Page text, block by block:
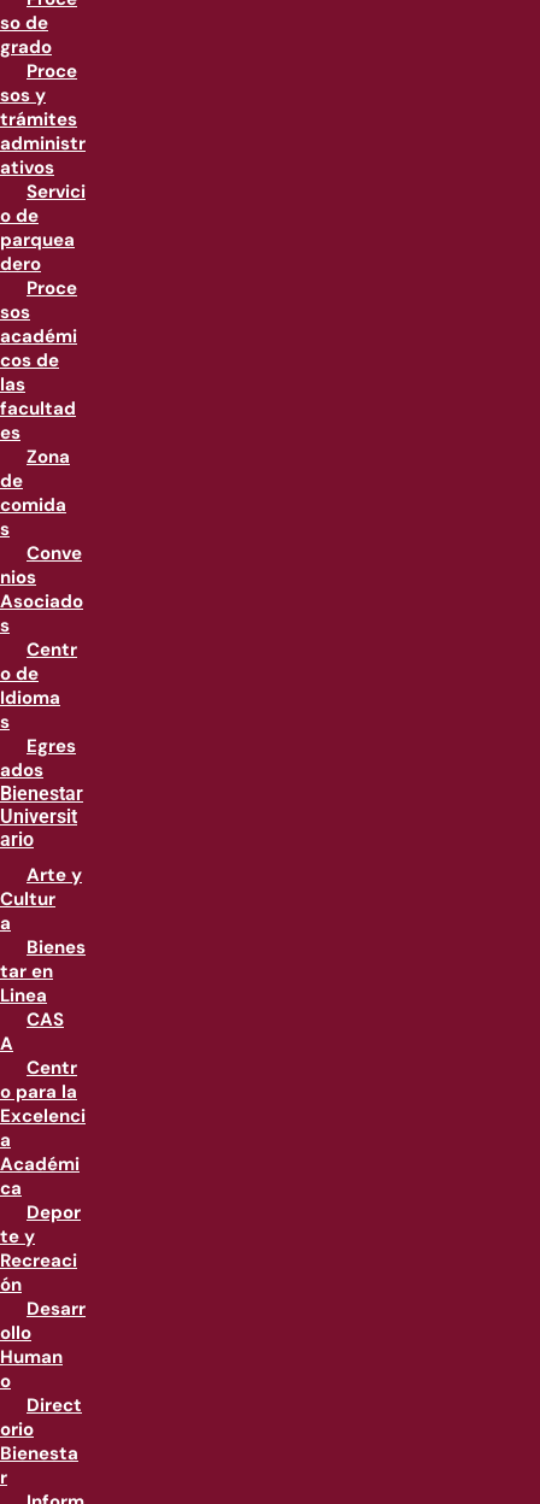
so de
grado
Proce
sos y
trámites
administr
ativos
Servici
o de
parquea
dero
Proce
sos
académi
cos de
las
facultad
es
Zona
de
comida
s
Conve
nios
Asociado
s
Centr
o de
Idioma
s
Egres
ados
Bienestar
Universit
ario
Arte y
Cultur
a
Bienes
tar en
Linea
CAS
A
Centr
o para la
Excelenci
a
Académi
ca
Depor
te y
Recreaci
ón
Desarr
ollo
Human
o
Direct
orio
Bienesta
r